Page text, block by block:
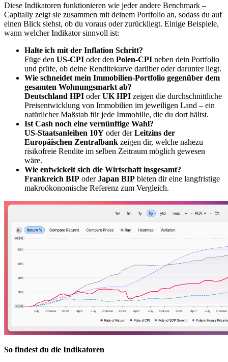
Diese Indikatoren funktionieren wie jeder andere Benchmark –
Capitally zeigt sie zusammen mit deinem Portfolio an, sodass du auf
einen Blick siehst, ob du voraus oder zurückliegt. Einige Beispiele,
wann welcher Indikator sinnvoll ist:
Halte ich mit der Inflation Schritt?
Füge den US-CPI oder den Polen-CPI neben dein Portfolio
und prüfe, ob deine Renditekurve darüber oder darunter liegt.
Wie schneidet mein Immobilien-Portfolio gegenüber dem
gesamten Wohnungsmarkt ab?
Deutschland HPI oderUK HPI zeigen die durchschnittliche
Preisentwicklung von Immobilien im jeweiligen Land – ein
natürlicher Maßstab für jede Immobilie, die du dort hältst.
Ist Cash noch eine vernünftige Wahl?
US-Staatsanleihen 10Y oder derLeitzins der
Europäischen Zentralbank zeigen dir, welche nahezu
risikofreie Rendite im selben Zeitraum möglich gewesen
wäre.
Wie entwickelt sich die Wirtschaft insgesamt?
Frankreich BIP oderJapan BIP bieten dir eine langfristige
makroökonomische Referenz zum Vergleich.
So findest du die Indikatoren